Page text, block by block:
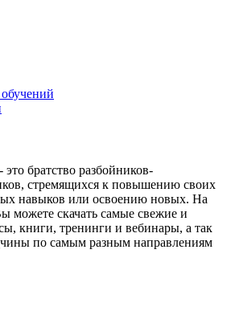
- это братство разбойников-
стремящихся к повышению своих
навыков или освоению новых. На
можете скачать самые свежие и
книги, тренинги и вебинары, а так
по самым разным направлениям